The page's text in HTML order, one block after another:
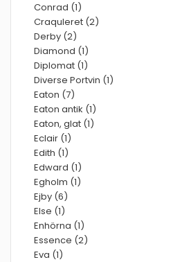
Conrad (1)
Craquleret (2)
Derby (2)
Diamond (1)
Diplomat (1)
Diverse Portvin (1)
Eaton (7)
Eaton antik (1)
Eaton, glat (1)
Eclair (1)
Edith (1)
Edward (1)
Egholm (1)
Ejby (6)
Else (1)
Enhörna (1)
Essence (2)
Eva (1)